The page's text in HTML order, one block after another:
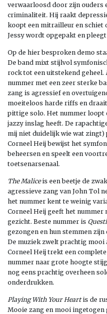
verwaarloosd door zijn ouders
criminaliteit. Hij raakt
koopt een mitrailleur en schiet
Jessy wordt opgepakt en
Op de hier besproken demo
De band mixt stijlvol
rock tot een uitstekend geheel.
nummer met een zeer sterke
zang is agressief en
moeiteloos harde riffs en
pittige solo. Het nummer loopt
jazzy inslag heeft. De
mij niet duidelijk wie wat zingt)
Corneel Heij bewijst het
beheersen en speelt een
toetsenarsenaal.
The Maliceis een beetje de
agressieve zang van John Tol
het nummer kent te weinig
Corneel Heij geeft het nummer
gezicht. Beste nummer is
gezongen en hun stemmen
De muziek zwelt prachtig
Corneel Heij trekt een
nummer naar grote hoogte
nog eens prachtig overheen
onderdrukken.
Playing With Your Heartis de
Mooie zang en mooi